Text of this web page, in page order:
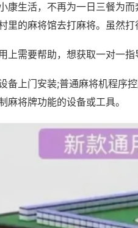
康生活，不再为一日三餐为
里的麻将馆去打麻将。虽然
上需要帮助，想获取一对一
备上门安装;普通麻将机程序
麻将牌功能的设备或工具。